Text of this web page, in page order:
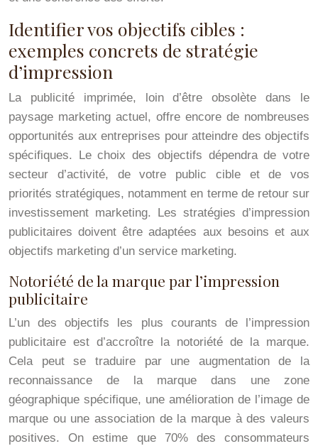
Identifier vos objectifs cibles :
exemples concrets de stratégie
d’impression
La publicité imprimée, loin d’être obsolète dans le
paysage marketing actuel, offre encore de nombreuses
opportunités aux entreprises pour atteindre des objectifs
spécifiques. Le choix des objectifs dépendra de votre
secteur d’activité, de votre public cible et de vos
priorités stratégiques, notamment en terme de retour sur
investissement marketing. Les stratégies d’impression
publicitaires doivent être adaptées aux besoins et aux
objectifs marketing d’un service marketing.
Notoriété de la marque par l’impression
publicitaire
L’un des objectifs les plus courants de l’impression
publicitaire est d’accroître la notoriété de la marque.
Cela peut se traduire par une augmentation de la
reconnaissance de la marque dans une zone
géographique spécifique, une amélioration de l’image de
marque ou une association de la marque à des valeurs
positives. On estime que 70% des consommateurs